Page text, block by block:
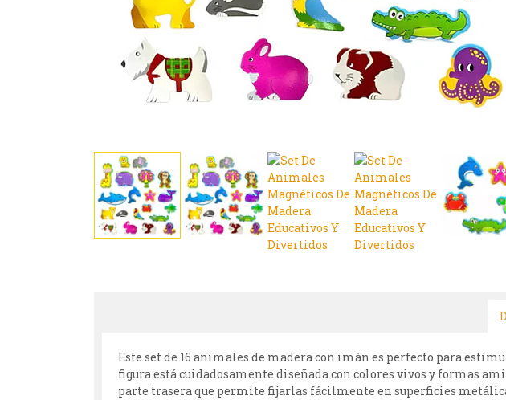
Este set de 16 animales de madera con imán es perfecto para
figura está cuidadosamente diseñada con colores vivos y formas
parte trasera que permite fijarlas fácilmente en superficies